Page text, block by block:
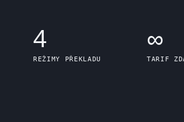
4
REŽIMY PŘEKLADU
∞
TARIF